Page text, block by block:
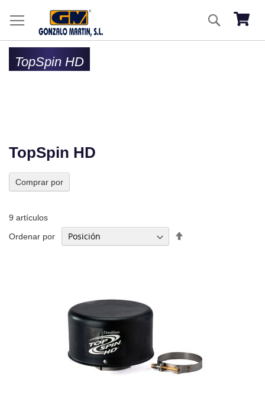
Mi
Buscar
TopSpin HD
TopSpin HD
9 artículos
Ordenar por
Comprar por